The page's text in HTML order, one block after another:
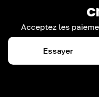
Acceptez les
Essayer